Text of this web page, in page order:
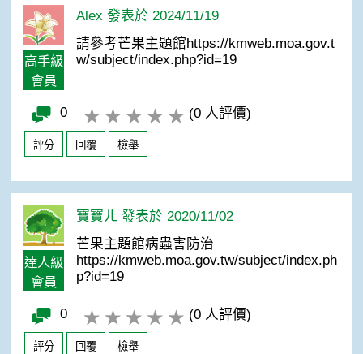
高手級
會員
Alex 發表於 2024/11/19
請參考芒果主題館https://kmweb.moa.gov.t
w/subject/index.php?id=19
0 (0 人評價)
評分 回覆 檢舉
達人級
會員
寶寶ㄦ 發表於 2020/11/02
芒果主題館病蟲害防治
https://kmweb.moa.gov.tw/subject/index.ph
p?id=19
0 (0 人評價)
評分 回覆 檢舉